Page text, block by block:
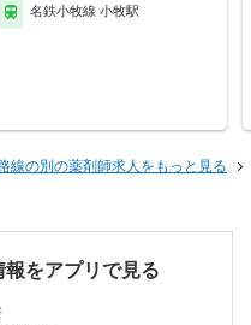
名鉄小牧線 小牧駅
線の別の薬剤師求人をもっと見る
をアプリで見る